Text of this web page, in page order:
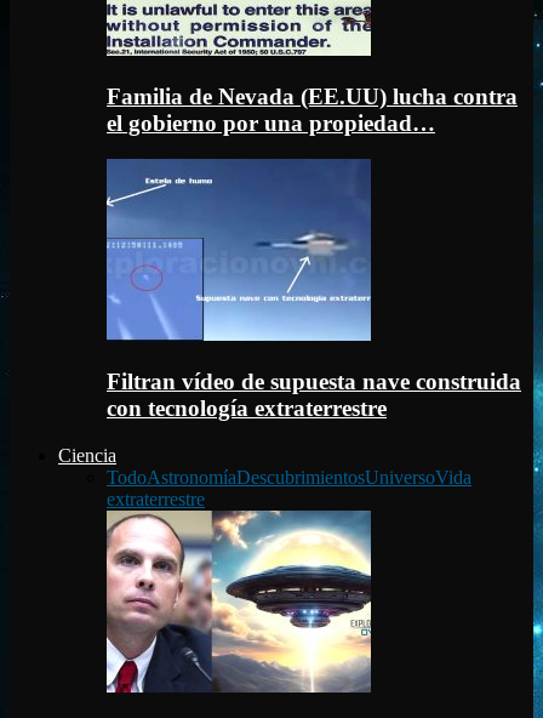
Familia de Nevada (EE.UU) lucha contra
el gobierno por una propiedad…
Filtran vídeo de supuesta nave construida
con tecnología extraterrestre
Ciencia
TodoAstronomíaDescubrimientosUniversoVida
extraterrestre